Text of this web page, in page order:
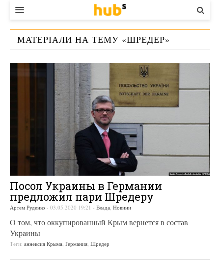
ВЛАДА
ЕКОНОМІКА
КОНТАКТИ
МАТЕРІАЛИ НА ТЕМУ «ШРЕДЕР»
Посол Украины в Германии
предложил пари Шредеру
Артем Руденко - 03.05.2020 19:21 - Влада Новини
О том, что оккупированный Крым вернется в состав
Украины
Теги: аннексия Крыма Германия Шредер